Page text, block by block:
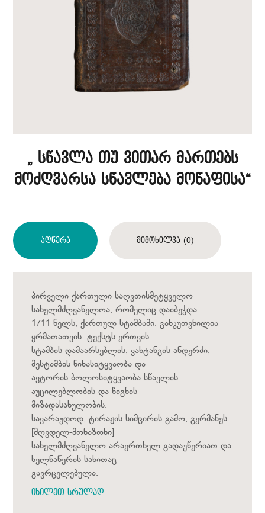
„ სწავლა თუ ვითარ მართებს
მოძღვარსა სწავლება მოწაფისა“
Აღწერა Მიმოხილვა (0)
პირველი ქართული საღვთისმეტყველო
სახელმძღვანელოა, რომელიც დაიბეჭდა
1711 წელს, ქართულ სტამბაში. განკუთვნილია
ყრმათათვის. ტექსტს ერთვის
სტამბის დამაარსებლის, ვახტანგის ანდერძი,
მესტამბის წინასიტყვაობა და
ავტორის ბოლოსიტყვაობა სწავლის
აუცილებლობის და წიგნის
მიზადასახულობის.
სავარაუდოდ, ტირაჟის სიმცირის გამო, გერმანეს
[მღვდელ-მონაზონი]
სახელმძღვანელო არაერთხელ გადაუწერიათ და
ხელნაწერის სახითაც
გავრცელებულა.
იხილეთ სრულად